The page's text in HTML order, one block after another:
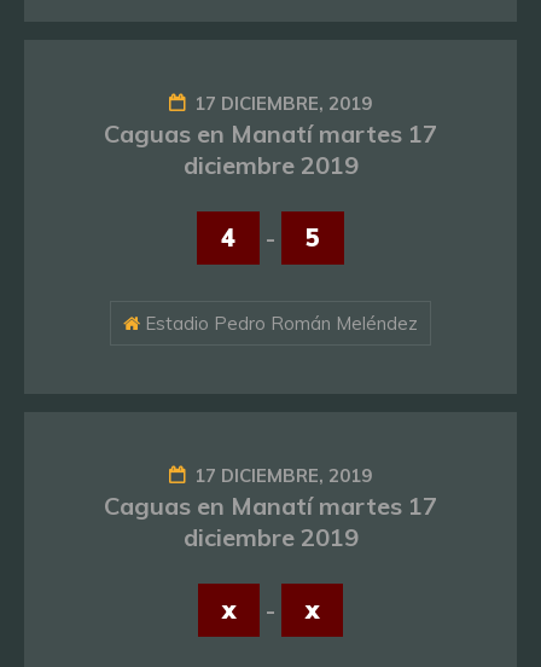
17 DICIEMBRE, 2019
Caguas en Manatí martes 17
diciembre 2019
4 - 5
Estadio Pedro Román Meléndez
17 DICIEMBRE, 2019
Caguas en Manatí martes 17
diciembre 2019
x - x